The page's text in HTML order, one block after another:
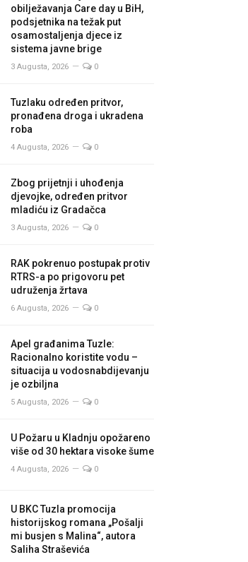
obilježavanja Care day u BiH,
podsjetnika na težak put
osamostaljenja djece iz
sistema javne brige
3 Augusta, 2026 0
Tuzlaku određen pritvor,
pronađena droga i ukradena
roba
4 Augusta, 2026 0
Zbog prijetnji i uhođenja
djevojke, određen pritvor
mladiću iz Gradačca
3 Augusta, 2026 0
RAK pokrenuo postupak protiv
RTRS-a po prigovoru pet
udruženja žrtava
6 Augusta, 2026 0
Apel građanima Tuzle:
Racionalno koristite vodu –
situacija u vodosnabdijevanju
je ozbiljna
5 Augusta, 2026 0
U Požaru u Kladnju opožareno
više od 30 hektara visoke šume
4 Augusta, 2026 0
U BKC Tuzla promocija
historijskog romana „Pošalji
mi busjen s Malina“, autora
Saliha Straševića